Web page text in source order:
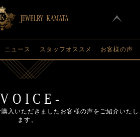
ニュース スタッフオススメ お客様の声
入いただきましたお客様の声をご紹介いたし
ます。